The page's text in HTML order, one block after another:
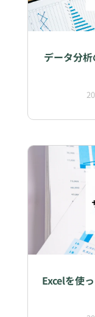
データ分析
Excelを使